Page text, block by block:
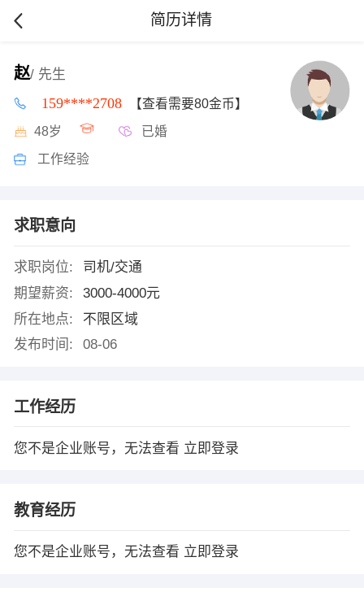
简历详情
赵/ 先生
159****2708 【查看需要80金币】
48岁 已婚
工作经验
求职意向
求职岗位:
司机/交通
期望薪资:
3000-4000元
所在地点:
不限区域
发布时间:
08-06
工作经历
您不是企业账号，无法查看 立即登录
教育经历
您不是企业账号，无法查看 立即登录